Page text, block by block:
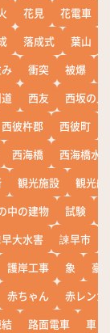
花見 花電車
落成式 葉山
衝突 被爆
西友
西坂の丘
西彼杵郡 西彼町
西海橋
西海橋水
観光施設
観光船
中の建物 試験
大水害 諫早市
護岸工事 象
豪
赤ちゃん
赤レンガ
路面電車
車